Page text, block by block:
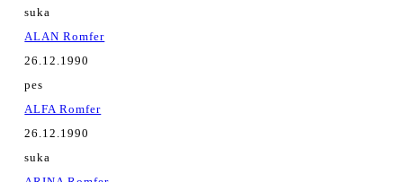
suka
ALAN Romfer
26.12.1990
pes
ALFA Romfer
26.12.1990
suka